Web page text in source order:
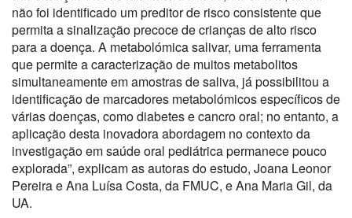
não foi identificado um preditor de risco consistente que
permita a sinalização precoce de crianças de alto risco
para a doença. A metabolómica salivar, uma ferramenta
que permite a caracterização de muitos metabolitos
simultaneamente em amostras de saliva, já possibilitou a
identificação de marcadores metabolómicos específicos de
várias doenças, como diabetes e cancro oral; no entanto, a
aplicação desta inovadora abordagem no contexto da
investigação em saúde oral pediátrica permanece pouco
explorada”, explicam as autoras do estudo, Joana Leonor
Pereira e Ana Luísa Costa, da FMUC, e Ana Maria Gil, da
UA.